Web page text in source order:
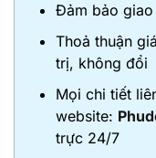
Đảm bảo
Thoả thuận
trị, không đổi
Mọi chi tiết
website:
trực 24/7